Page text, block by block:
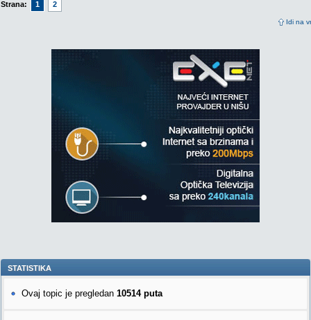
Strana: 1 2
Idi na
STATISTIKA
Ovaj topic je pregledan 10514 puta